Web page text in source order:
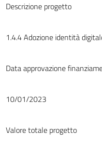
Descrizione progetto
1.4.4 Adozione identità
Data approvazione
10/01/2023
Valore totale progetto